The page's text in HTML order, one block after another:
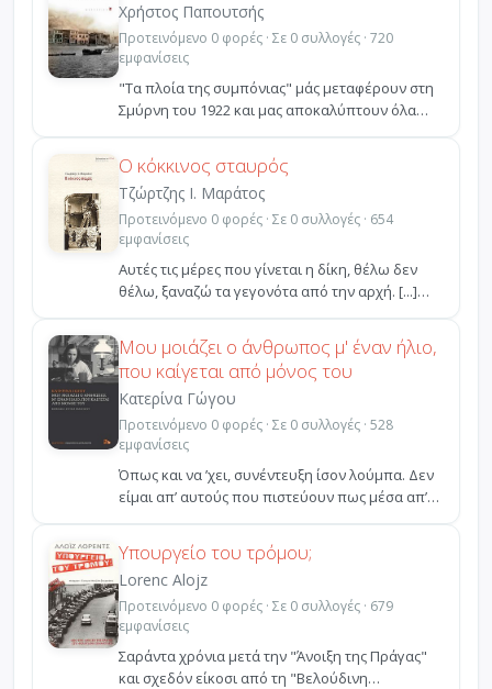
Χρήστος Παπουτσής
Προτεινόμενο 0 φορές · Σε 0 συλλογές · 720
εμφανίσεις
"Τα πλοία της συμπόνιας" μάς μεταφέρουν στη
Σμύρνη του 1922 και μας αποκαλύπτουν όλα
όσα συνέβησαν σ...
Ο κόκκινος σταυρός
Τζώρτζης Ι. Μαράτος
Προτεινόμενο 0 φορές · Σε 0 συλλογές · 654
εμφανίσεις
Αυτές τις μέρες που γίνεται η δίκη, θέλω δεν
θέλω, ξαναζώ τα γεγονότα από την αρχή. [...]
Πηγαίνω στ...
Μου μοιάζει ο άνθρωπος μ' έναν ήλιο,
που καίγεται από μόνος του
Κατερίνα Γώγου
Προτεινόμενο 0 φορές · Σε 0 συλλογές · 528
εμφανίσεις
Όπως και να ’χει, συνέντευξη ίσον λούμπα. Δεν
είμαι απ’ αυτούς που πιστεύουν πως μέσα απ’
τις "επανα...
Υπουργείο του τρόμου;
Lorenc Alojz
Προτεινόμενο 0 φορές · Σε 0 συλλογές · 679
εμφανίσεις
Σαράντα χρόνια μετά την "Άνοιξη της Πράγας"
και σχεδόν είκοσι από τη "Βελούδινη